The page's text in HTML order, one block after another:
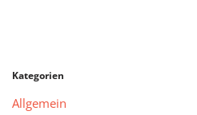
Kategorien
Allgemein